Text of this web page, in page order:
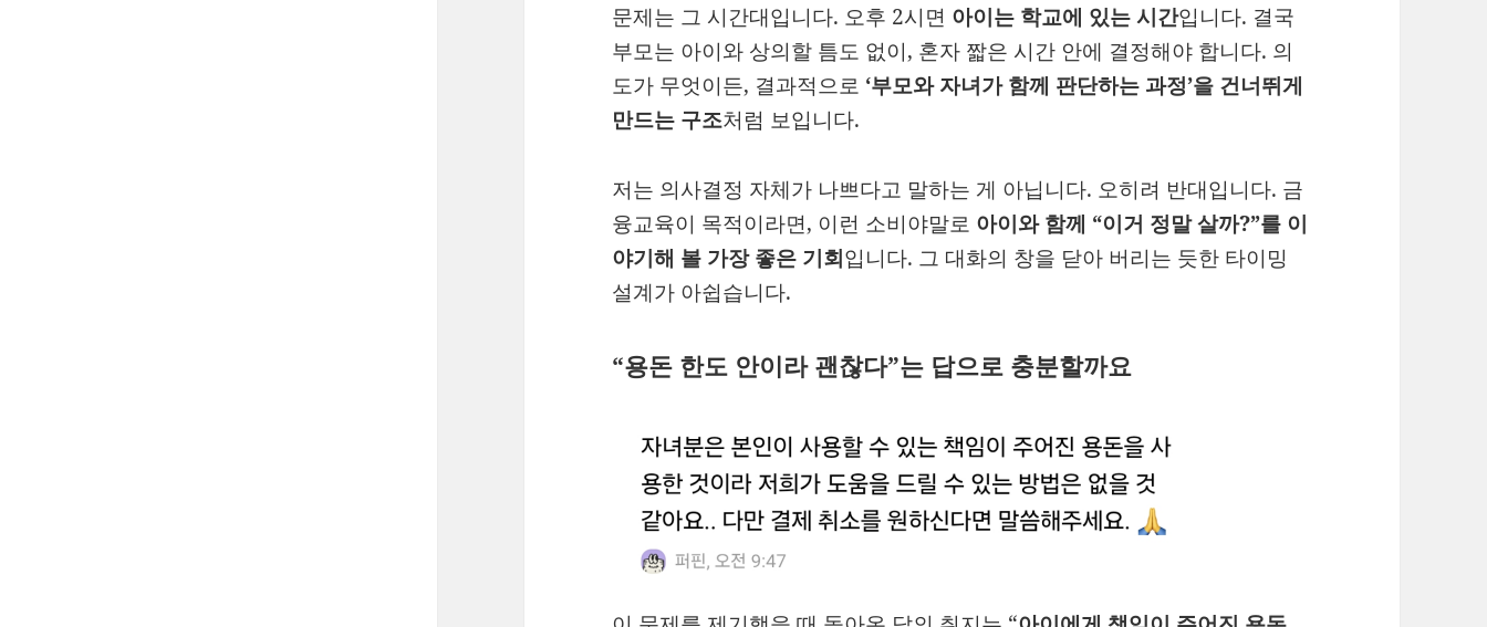
문제는 그 시간대입니다. 오후 2시면 아이는 학교에 있는 시간입니다. 결국
부모는 아이와 상의할 틈도 없이, 혼자 짧은 시간 안에 결정해야 합니다. 의
도가 무엇이든, 결과적으로 ‘부모와 자녀가 함께 판단하는 과정’을 건너뛰게
만드는 구조처럼 보입니다.
저는 의사결정 자체가 나쁘다고 말하는 게 아닙니다. 오히려 반대입니다. 금
융교육이 목적이라면, 이런 소비야말로 아이와 함께 “이거 정말 살까?”를 이
야기해 볼 가장 좋은 기회입니다. 그 대화의 창을 닫아 버리는 듯한 타이밍
설계가 아쉽습니다.
“용돈 한도 안이라 괜찮다”는 답으로 충분할까요